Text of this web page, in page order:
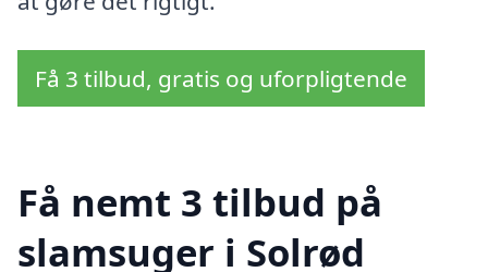
Få 3 tilbud, gratis og uforpligtende
Få nemt 3 tilbud på
slamsuger i Solrød